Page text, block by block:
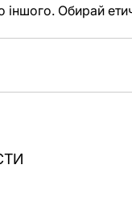
іншого. Обирай